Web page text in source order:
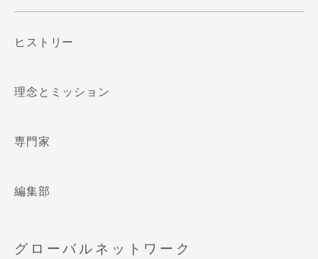
ヒストリー
理念とミッション
専門家
編集部
グローバルネットワーク